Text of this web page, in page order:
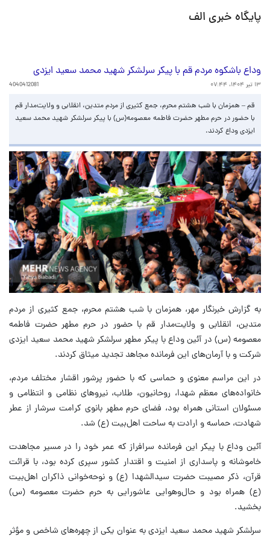
پایگاه خبری الف
وداع باشکوه مردم قم با پیکر سرلشکر شهید محمد سعید ایزدی
۱۳ تیر ۱۴۰۴، ۰۷:۴۴ 4040412081
قم – همزمان با شب هشتم محرم، جمع کثیری از مردم متدین، انقلابی و ولایت‌مدار قم
با حضور در حرم مطهر حضرت فاطمه معصومه(س) با پیکر سرلشکر شهید محمد سعید
ایزدی وداع کردند.
به گزارش خبرنگار مهر، همزمان با شب هشتم محرم، جمع کثیری از مردم
متدین، انقلابی و ولایت‌مدار قم با حضور در حرم مطهر حضرت فاطمه
معصومه (س) در آئین وداع با پیکر مطهر سرلشکر شهید محمد سعید ایزدی
شرکت و با آرمان‌های این فرمانده مجاهد تجدید میثاق کردند.
در این مراسم معنوی و حماسی که با حضور پرشور اقشار مختلف مردم،
خانواده‌های معظم شهدا، روحانیون، طلاب، نیروهای نظامی و انتظامی و
مسئولان استانی همراه بود، فضای حرم مطهر بانوی کرامت سرشار از عطر
شهادت، حماسه و ارادت به ساحت اهل‌بیت (ع) شد.
آئین وداع با پیکر این فرمانده سرافراز که عمر خود را در مسیر مجاهدت
خاموشانه و پاسداری از امنیت و اقتدار کشور سپری کرده بود، با قرائت
قرآن، ذکر مصیبت حضرت سیدالشهدا (ع) و نوحه‌خوانی ذاکران اهل‌بیت
(ع) همراه بود و حال‌وهوایی عاشورایی به حرم حضرت معصومه (س)
بخشید.
سرلشکر شهید محمد سعید ایزدی به عنوان یکی از چهره‌های شاخص و مؤثر